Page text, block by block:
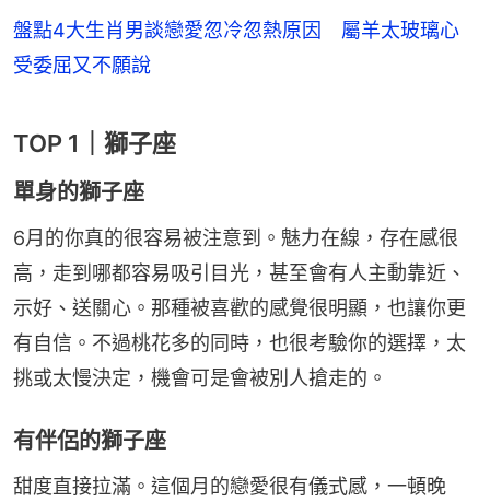
盤點4大生肖男談戀愛忽冷忽熱原因 屬羊太玻璃心
受委屈又不願說
TOP 1｜獅子座
單身的獅子座
6月的你真的很容易被注意到。魅力在線，存在感很
高，走到哪都容易吸引目光，甚至會有人主動靠近、
示好、送關心。那種被喜歡的感覺很明顯，也讓你更
有自信。不過桃花多的同時，也很考驗你的選擇，太
挑或太慢決定，機會可是會被別人搶走的。
有伴侶的獅子座
甜度直接拉滿。這個月的戀愛很有儀式感，一頓晚